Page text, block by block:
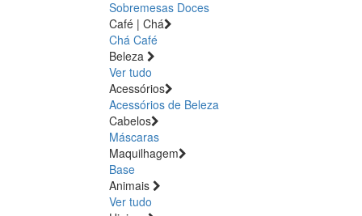
Sobremesas Doces
Café | Chá
Chá Café
Beleza
Ver tudo
Acessórios
Acessórios de Beleza
Cabelos
Máscaras
Maquilhagem
Base
Animais
Ver tudo